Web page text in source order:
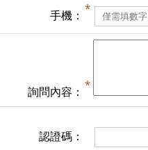
手機：
詢問內容：
認證碼：